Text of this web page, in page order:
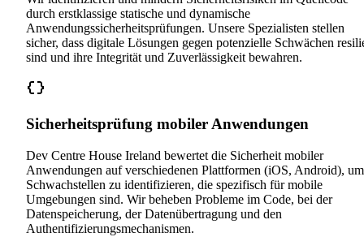
durch erstklassige statische und dynamische
Anwendungssicherheitsprüfungen. Unsere Spezialisten stellen
sicher, dass digitale Lösungen gegen potenzielle Schwächen
sind und ihre Integrität und Zuverlässigkeit bewahren.
Sicherheitsprüfung mobiler Anwendungen
Dev Centre House Ireland bewertet die Sicherheit mobiler
Anwendungen auf verschiedenen Plattformen (iOS, Android), um
Schwachstellen zu identifizieren, die spezifisch für mobile
Umgebungen sind. Wir beheben Probleme im Code, bei der
Datenspeicherung, der Datenübertragung und den
Authentifizierungsmechanismen.